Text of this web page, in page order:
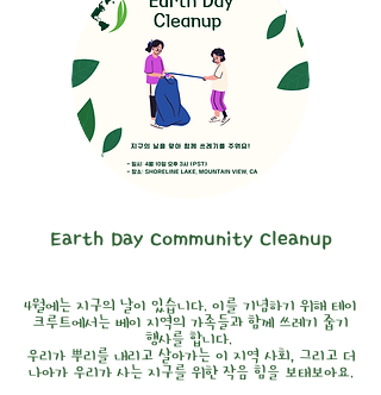
Earth Day Community Cleanup
4월에는 지구의 날이 있습니다. 이를 기념하기 위해 테이
크루트에서는 베이 지역의 가족들과 함께 쓰레기 줍기
행사를 합니다.
우리가 뿌리를 내리고 살아가는 이 지역 사회, 그리고 더
나아가 우리가 사는 지구를 위한 작음 힘을 보태보아요.